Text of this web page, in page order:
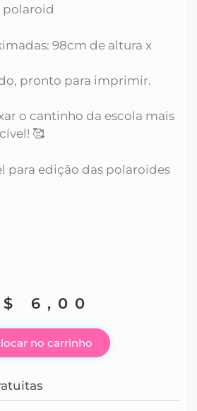
polaroid
98cm de altura x
pronto para imprimir.
o cantinho da escola mais
🥰
para edição das polaroides
6,00
no carrinho